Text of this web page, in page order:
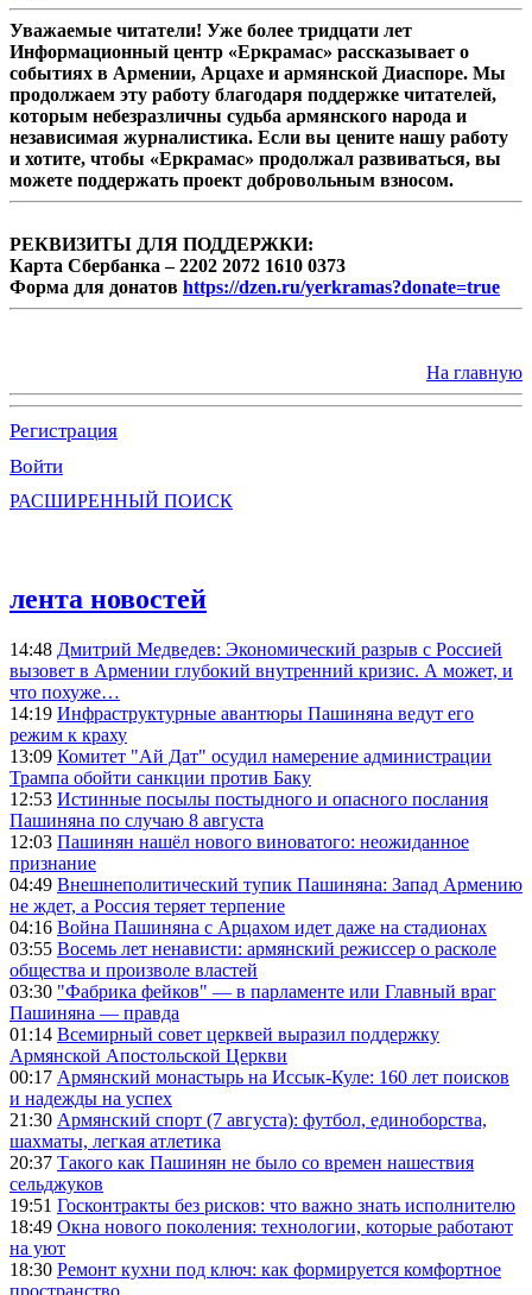
Уважаемые читатели! Уже более тридцати лет
Информационный центр «Еркрамас» рассказывает о
событиях в Армении, Арцахе и армянской Диаспоре. Мы
продолжаем эту работу благодаря поддержке читателей,
которым небезразличны судьба армянского народа и
независимая журналистика. Если вы цените нашу работу
и хотите, чтобы «Еркрамас» продолжал развиваться, вы
можете поддержать проект добровольным взносом.
РЕКВИЗИТЫ ДЛЯ ПОДДЕРЖКИ:
Карта Сбербанка – 2202 2072 1610 0373
Форма для донатов https://dzen.ru/yerkramas?donate=true
На главную
Регистрация
Войти
РАСШИРЕННЫЙ ПОИСК
лента новостей
14:48 Дмитрий Медведев: Экономический разрыв с Россией
вызовет в Армении глубокий внутренний кризис. А может, и
что похуже…
14:19 Инфраструктурные авантюры Пашиняна ведут его
режим к краху
13:09 Комитет "Ай Дат" осудил намерение администрации
Трампа обойти санкции против Баку
12:53 Истинные посылы постыдного и опасного послания
Пашиняна по случаю 8 августа
12:03 Пашинян нашёл нового виноватого: неожиданное
признание
04:49 Внешнеполитический тупик Пашиняна: Запад Армению
не ждет, а Россия теряет терпение
04:16 Война Пашиняна с Арцахом идет даже на стадионах
03:55 Восемь лет ненависти: армянский режиссер о расколе
общества и произволе властей
03:30 "Фабрика фейков" — в парламенте или Главный враг
Пашиняна — правда
01:14 Всемирный совет церквей выразил поддержку
Армянской Апостольской Церкви
00:17 Армянский монастырь на Иссык-Куле: 160 лет поисков
и надежды на успех
21:30 Армянский спорт (7 августа): футбол, единоборства,
шахматы, легкая атлетика
20:37 Такого как Пашинян не было со времен нашествия
сельджуков
19:51 Госконтракты без рисков: что важно знать исполнителю
18:49 Окна нового поколения: технологии, которые работают
на уют
18:30 Ремонт кухни под ключ: как формируется комфортное
пространство